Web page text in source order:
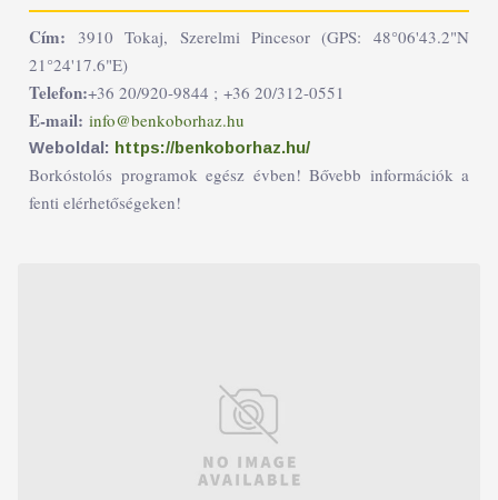
Cím: 3910 Tokaj, Szerelmi Pincesor (GPS: 48°06'43.2"N
21°24'17.6"E)
Telefon:+36 20/920-9844 ; +36 20/312-0551
E-mail: info@benkoborhaz.hu
Weboldal: https://benkoborhaz.hu/
Borkóstolós programok egész évben! Bővebb információk a
fenti elérhetőségeken!